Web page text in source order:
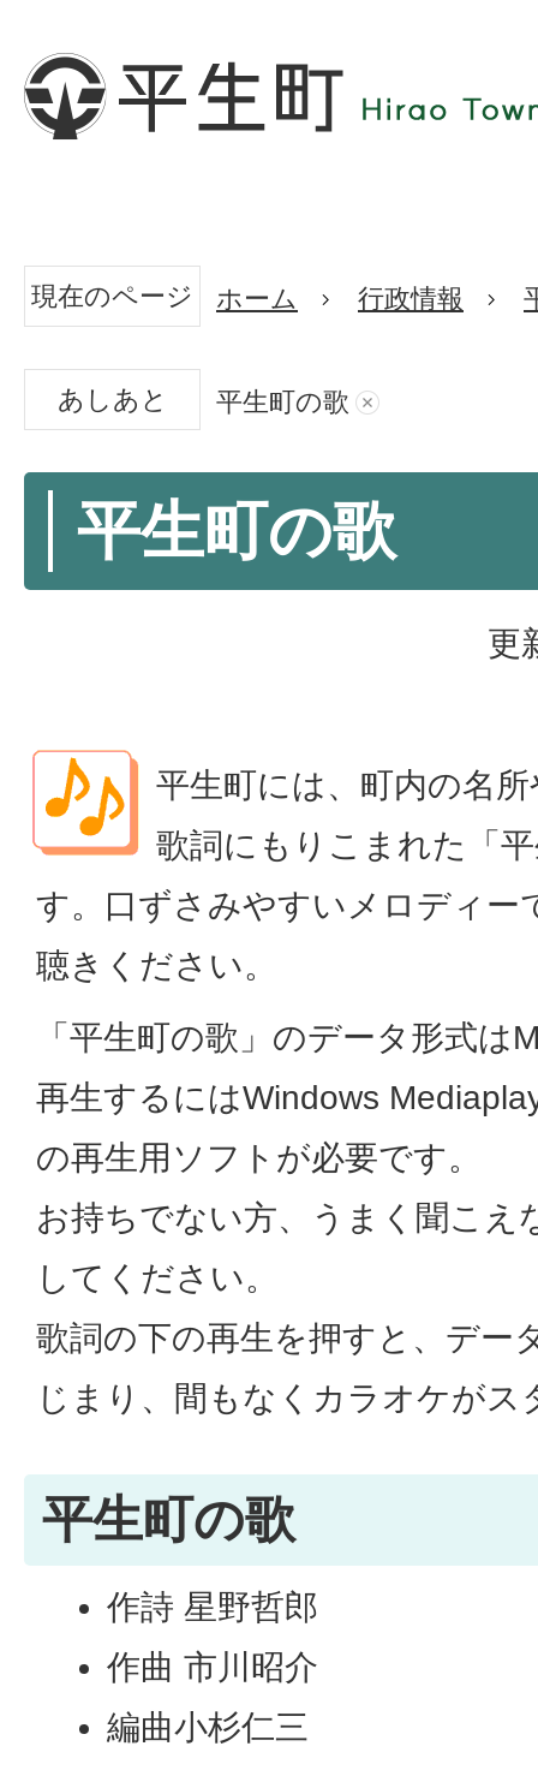
現在のページ ホーム 行政情報
あしあと 平生町の歌
平生町の歌
更
平生町には、町内の名
歌詞にもりこまれた「
す。口ずさみやすいメロディー
聴きください。
「平生町の歌」のデータ形式は
再生するにはWindows
の再生用ソフトが必要です。
お持ちでない方、うまく聞こえ
してください。
歌詞の下の再生を押すと、デー
じまり、間もなくカラオケがス
平生町の歌
作詩 星野哲郎
作曲 市川昭介
編曲小杉仁三